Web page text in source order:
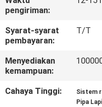
KUALITAS
HUBUNGI
KAMI
BERITA
pengiriman:
Syarat-syarat
pembayaran:
T/T
Menyediakan
kemampuan:
Cahaya Tinggi: Sistem
Pipa